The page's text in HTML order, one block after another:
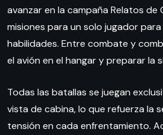
avanzar en la campaña Relatos
misiones para un solo jugador
habilidades. Entre combate y
el avión en el hangar y preparar la
Todas las batallas se juegan
vista de cabina, lo que refuerza la
tensión en cada enfrentamiento.